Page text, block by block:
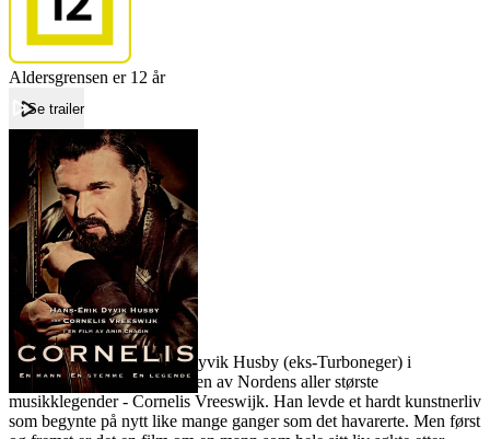
Aldersgrensen er 12 år
Se trailer
ForsideCornelis
Cornelis
Film
Forfatter:
Leverandør:
Norgesfilm AS
Lisens:
Cornelis, med Hans-Erik Dyvik Husby (eks-Turboneger) i
hovedrollen, er en film om en av Nordens aller største
musikklegender - Cornelis Vreeswijk. Han levde et hardt kunstnerliv
som begynte på nytt like mange ganger som det havarerte. Men først